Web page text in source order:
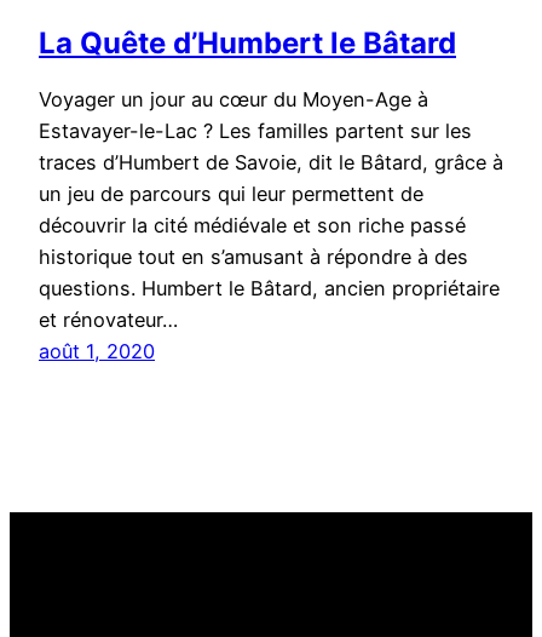
La Quête d’Humbert le Bâtard
Voyager un jour au cœur du Moyen-Age à
Estavayer-le-Lac ? Les familles partent sur les
traces d’Humbert de Savoie, dit le Bâtard, grâce à
un jeu de parcours qui leur permettent de
découvrir la cité médiévale et son riche passé
historique tout en s’amusant à répondre à des
questions. Humbert le Bâtard, ancien propriétaire
et rénovateur…
août 1, 2020